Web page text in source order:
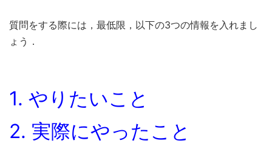
質問をする際には，最低限，以下の3つの情報を入れまし
ょう．
1. やりたいこと
2. 実際にやったこと